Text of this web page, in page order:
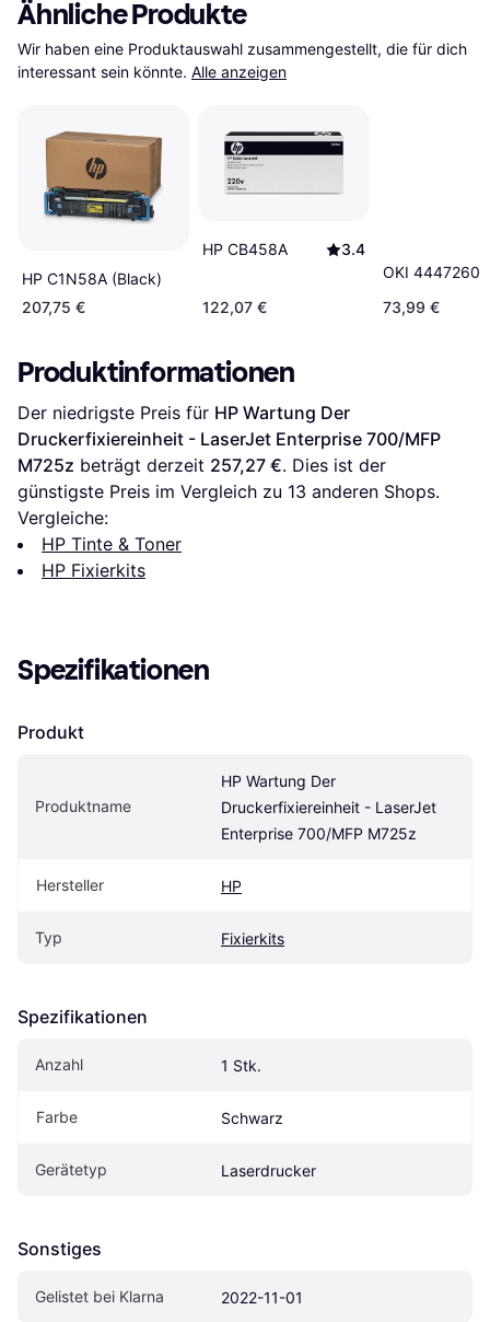
Ähnliche Produkte
Wir haben eine Produktauswahl zusammengestellt, die für dich
interessant sein könnte. Alle anzeigen
HP C1N58A (Black)
207,75 €
HP CB458A 3.4
122,07 €
OKI
73,99 €
Produktinformationen
Der niedrigste Preis für HP Wartung Der
Druckerfixiereinheit - LaserJet Enterprise 700/MFP
M725z beträgt derzeit 257,27 €. Dies ist der
günstigste Preis im Vergleich zu 13 anderen Shops.
Vergleiche:
HP Tinte & Toner
HP Fixierkits
Spezifikationen
Produkt
Produktname
HP Wartung Der
Druckerfixiereinheit - LaserJet
Enterprise 700/MFP M725z
Hersteller HP
Typ Fixierkits
Spezifikationen
Anzahl 1 Stk.
Farbe Schwarz
Gerätetyp Laserdrucker
Sonstiges
Gelistet bei Klarna 2022-11-01